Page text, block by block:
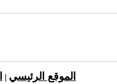
الموقع الرئيسي